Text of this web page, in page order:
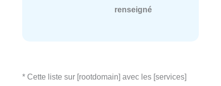
renseigné
* Cette liste sur [rootdomain] avec les [services]